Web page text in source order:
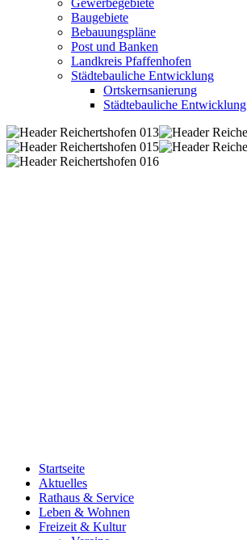
Gewerbegebiete
Baugebiete
Bebauungspläne
Post und Banken
Landkreis Pfaffenhofen
Städtebauliche Entwicklung
Ortskernsanierung
Städtebauliche Entwicklung
Startseite
Aktuelles
Rathaus & Service
Leben & Wohnen
Freizeit & Kultur